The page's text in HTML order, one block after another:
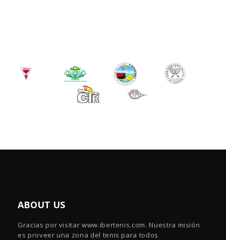
ABOUT US
Gracias por visitar www.ibertenis.com. Nuestra misión
es proveer una zona del tenis para todos